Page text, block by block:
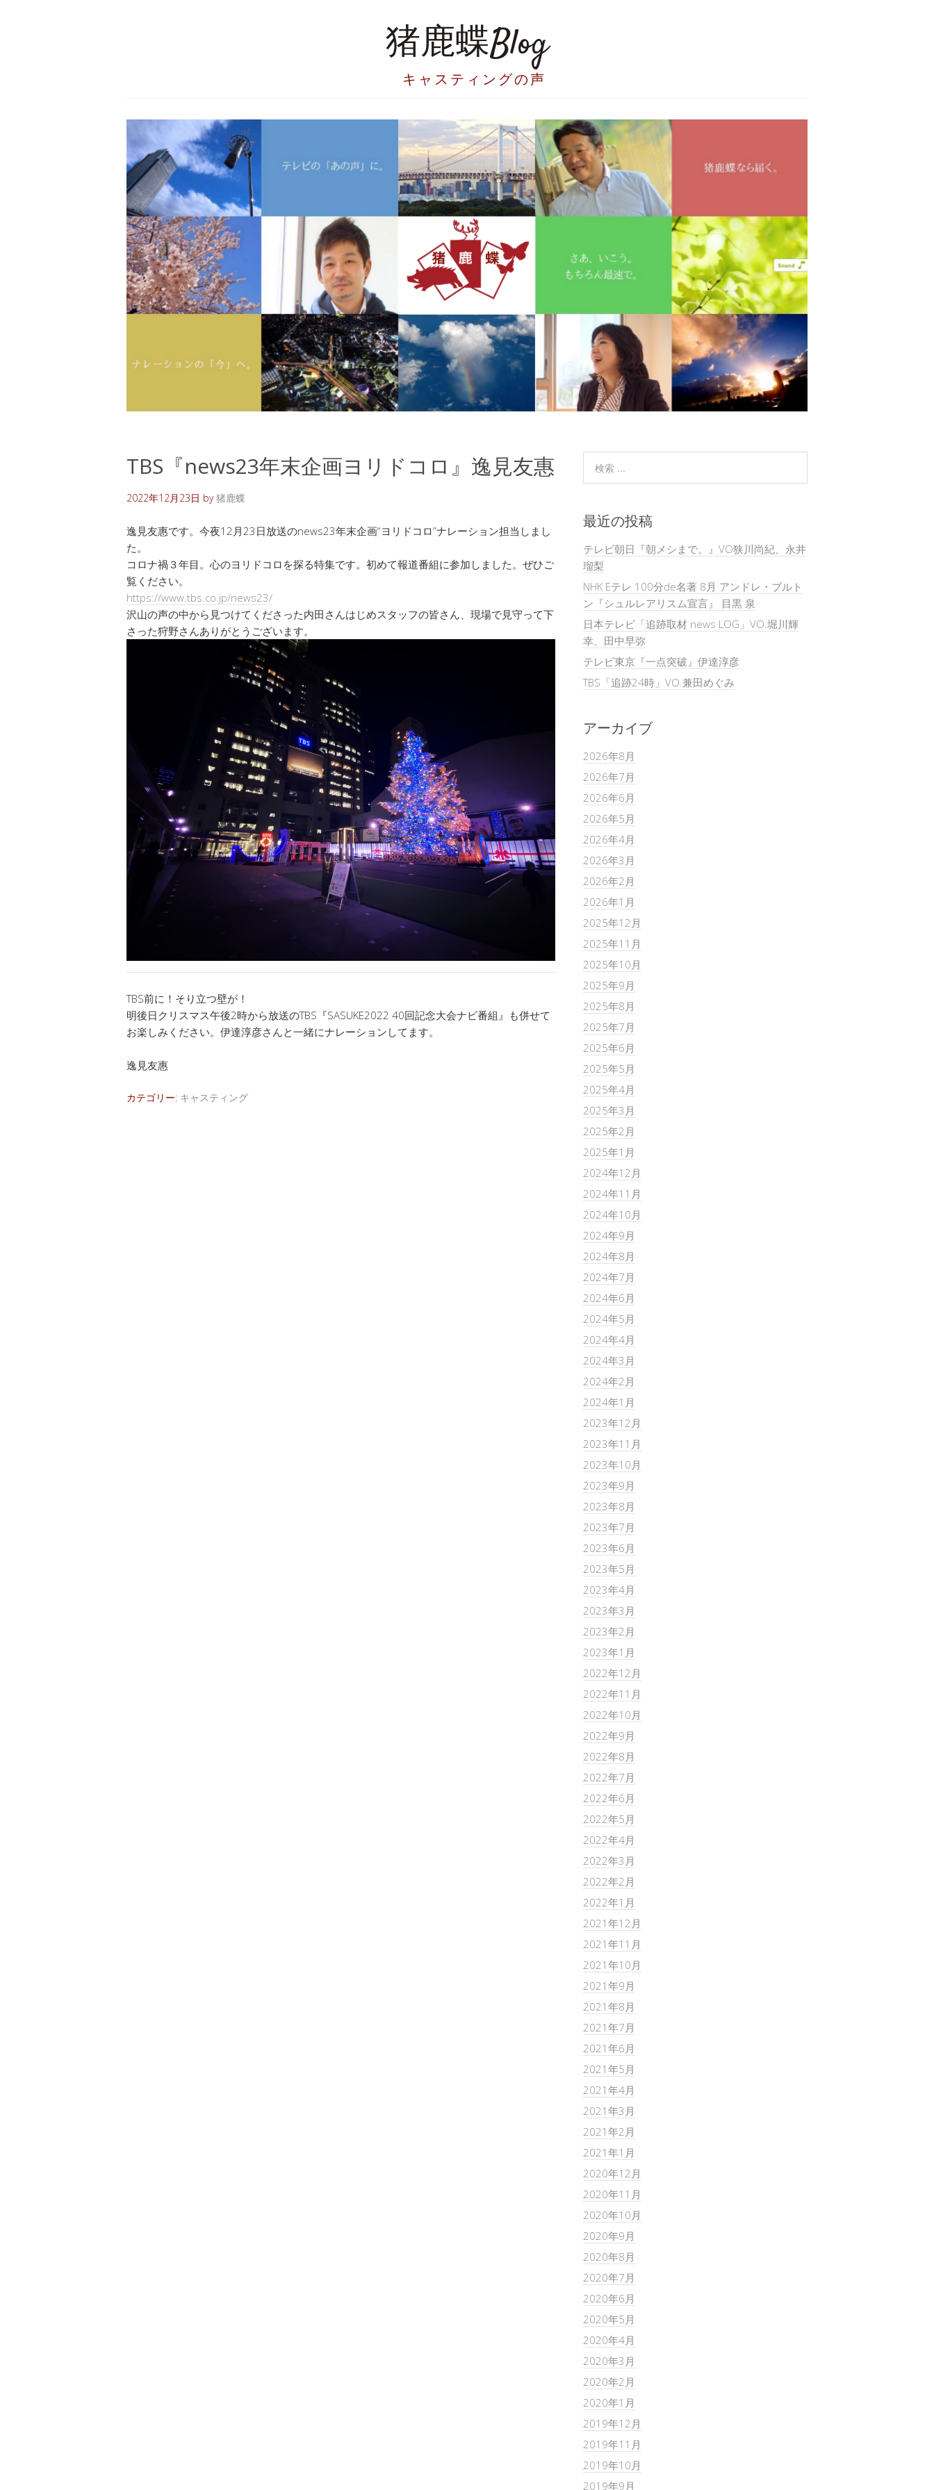
猪鹿蝶Blog
キャスティングの声
TBS『news23年末企画ヨリドコロ』逸見友惠
2022年12月23日 by猪鹿蝶
逸見友惠です。今夜12月23日放送のnews23年末企画“ヨリドコロ”ナレーション担当しまし
た。
コロナ禍３年目。心のヨリドコロを探る特集です。初めて報道番組に参加しました。ぜひご
覧ください。
https://www.tbs.co.jp/news23/
沢山の声の中から見つけてくださった内田さんはじめスタッフの皆さん、現場で見守って下
さった狩野さんありがとうございます。
TBS前に！そり立つ壁が！
明後日クリスマス午後2時から放送のTBS『SASUKE2022 40回記念大会ナビ番組』も併せて
お楽しみください。伊達淳彦さんと一緒にナレーションしてます。
逸見友惠
カテゴリー: キャスティング
最近の投稿
テレビ朝日『朝メシまで。』VO狭川尚紀、永井
瑠梨
NHK Eテレ 100分de名著 8月 アンドレ・ブルト
ン『シュルレアリスム宣言』 目黒 泉
日本テレビ「追跡取材 news LOG」VO.堀川輝
幸、田中早弥
テレビ東京『一点突破』伊達淳彦
TBS「追跡24時」VO.兼田めぐみ
アーカイブ
2026年8月
2026年7月
2026年6月
2026年5月
2026年4月
2026年3月
2026年2月
2026年1月
2025年12月
2025年11月
2025年10月
2025年9月
2025年8月
2025年7月
2025年6月
2025年5月
2025年4月
2025年3月
2025年2月
2025年1月
2024年12月
2024年11月
2024年10月
2024年9月
2024年8月
2024年7月
2024年6月
2024年5月
2024年4月
2024年3月
2024年2月
2024年1月
2023年12月
2023年11月
2023年10月
2023年9月
2023年8月
2023年7月
2023年6月
2023年5月
2023年4月
2023年3月
2023年2月
2023年1月
2022年12月
2022年11月
2022年10月
2022年9月
2022年8月
2022年7月
2022年6月
2022年5月
2022年4月
2022年3月
2022年2月
2022年1月
2021年12月
2021年11月
2021年10月
2021年9月
2021年8月
2021年7月
2021年6月
2021年5月
2021年4月
2021年3月
2021年2月
2021年1月
2020年12月
2020年11月
2020年10月
2020年9月
2020年8月
2020年7月
2020年6月
2020年5月
2020年4月
2020年3月
2020年2月
2020年1月
2019年12月
2019年11月
2019年10月
2019年9月